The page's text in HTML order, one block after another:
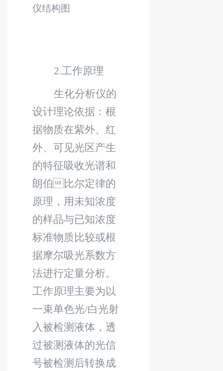
仪结构图
2.工作原理
生化分析仪的
设计理论依据：根
据物质在紫外、红
外、可见光区产生
的特征吸收光谱和
朗伯
比尔定律的
原理，用未知浓度
的样品与已知浓度
标准物质比较或根
据摩尔吸光系数方
法进行定量分析。
工作原理主要为以
一束单色光/白光射
入被检测液体，透
过被测液体的光信
号被检测后转换成